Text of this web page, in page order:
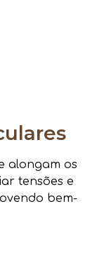
alongam os
tensões e
bem-